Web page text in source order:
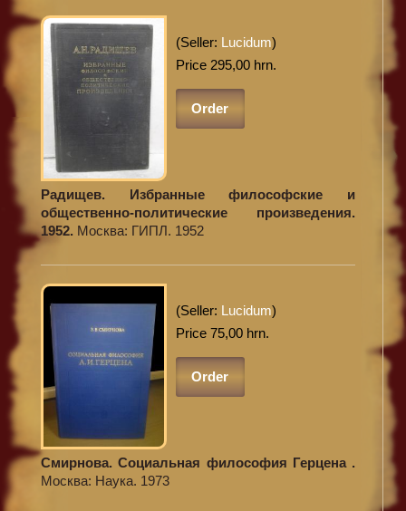
(Seller: Lucidum)
Price 295,00 hrn.
Order
Радищев. Избранные философские и
общественно-политические произведения.
1952. Москва: ГИПЛ. 1952
(Seller: Lucidum)
Price 75,00 hrn.
Order
Смирнова. Социальная философия Герцена .
Москва: Наука. 1973